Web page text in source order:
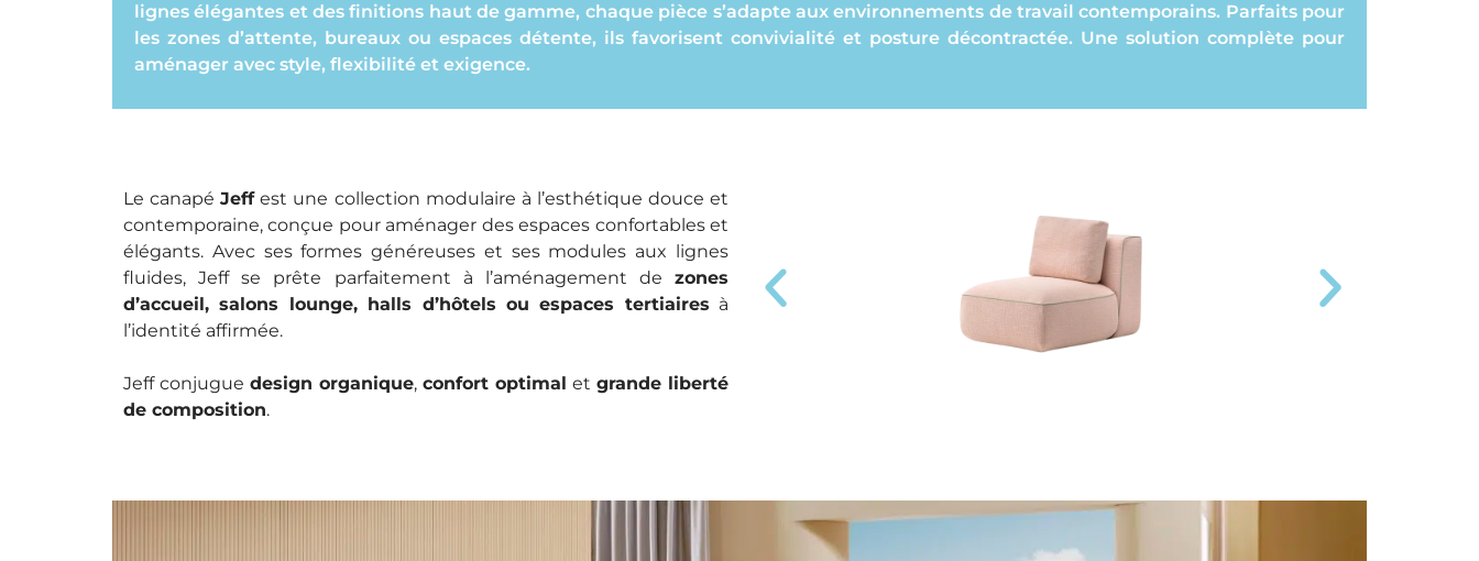
lignes élégantes et des finitions haut de gamme, chaque pièce s’adapte aux environnements de travail contemporains. Parfaits pour
les zones d’attente, bureaux ou espaces détente, ils favorisent convivialité et posture décontractée. Une solution complète pour
aménager avec style, flexibilité et exigence.
Le canapéJeffest une collection modulaire à l’esthétique douce et
contemporaine, conçue pour aménager des espaces confortables et
élégants. Avec ses formes généreuses et ses modules aux lignes
fluides, Jeff se prête parfaitement à l’aménagement de zones
d’accueil, salons lounge, halls d’hôtels ou espaces tertiaires à
l’identité affirmée.
Jeff conjugue design organique, confort optimal et grande liberté
de composition.